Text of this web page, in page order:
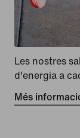
Les nostres
d'energia a
Més